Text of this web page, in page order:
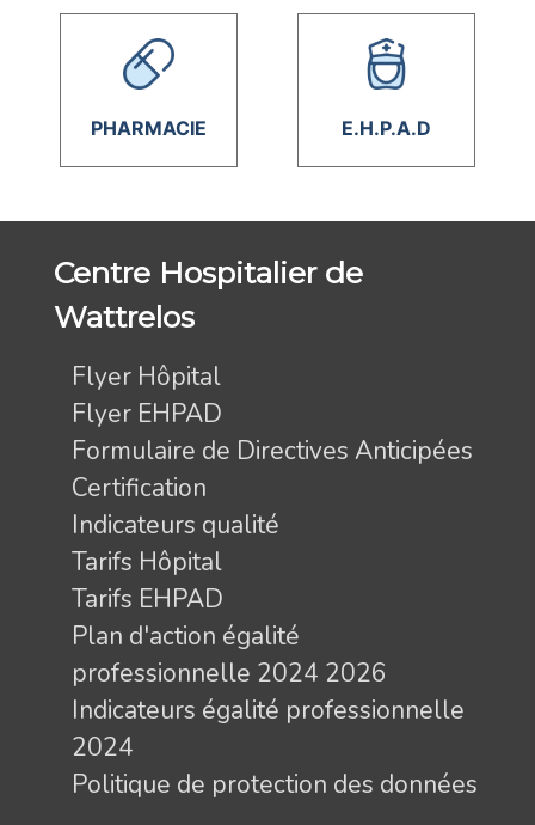
PHARMACIE E.H.P.A.D
Centre Hospitalier de
Wattrelos
Flyer Hôpital
Flyer EHPAD
Formulaire de Directives Anticipées
Certification
Indicateurs qualité
Tarifs Hôpital
Tarifs EHPAD
Plan d'action égalité
professionnelle 2024 2026
Indicateurs égalité professionnelle
2024
Politique de protection des données